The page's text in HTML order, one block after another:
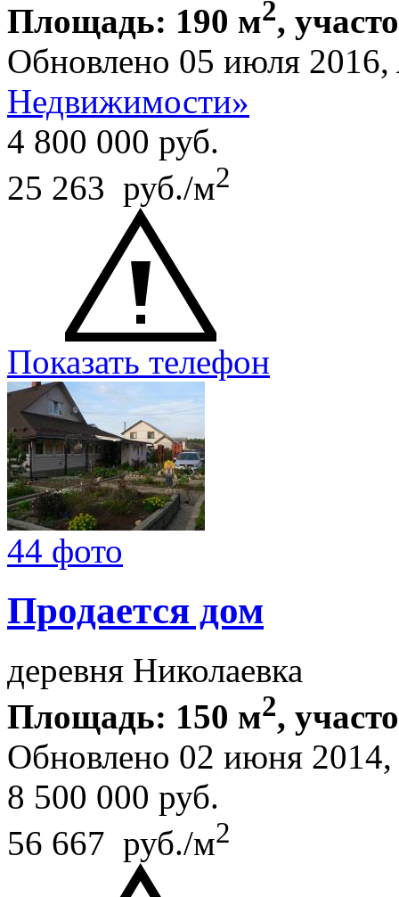
Площадь: 190 м2,
Обновлено 05 июля 2016,
Недвижимости»
4 800 000 руб.
25 263 руб./м2
Показать телефон
44 фото
Продается дом
деревня Николаевка
Площадь: 150 м2,
Обновлено 02 июня
8 500 000 руб.
56 667 руб./м2